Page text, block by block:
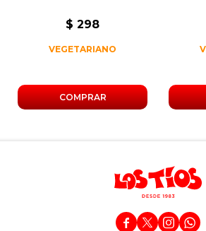
$ 298
VEGETARIANO
   